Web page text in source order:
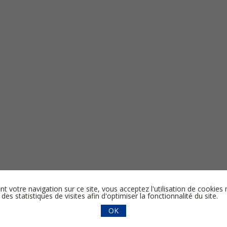
votre navigation sur ce site, vous acceptez l'utilisation de
statistiques de visites afin d'optimiser la fonctionnalité du site.
OK